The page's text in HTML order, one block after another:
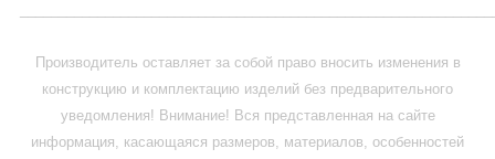
Производитель оставляет за собой право вносить изменения в
конструкцию и комплектацию изделий без предварительного
уведомления! Внимание! Вся представленная на сайте
информация, касающаяся размеров, материалов, особенностей